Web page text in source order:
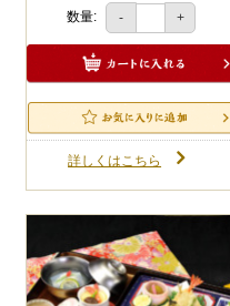
数量: - +
詳しくはこちら